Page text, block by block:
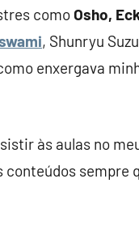
comoOsho,
, Shunryu
enxergava
às aulas no
sempre